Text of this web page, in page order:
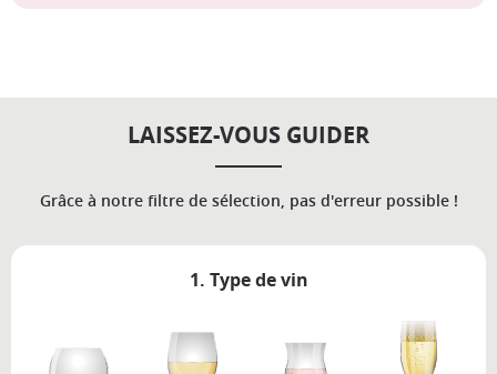
LAISSEZ-VOUS GUIDER
Grâce à notre filtre de sélection, pas d'erreur possible !
1. Type de vin